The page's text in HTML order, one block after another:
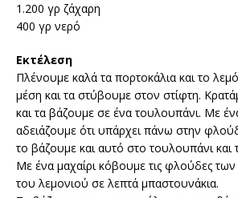
1.200 γρ ζάχαρη
400 γρ νερό
Εκτέλεση
Πλένουμε καλά τα πορτοκάλια και το
μέση και τα στύβουμε στον στίφτη.
και τα βάζουμε σε ένα τουλουπάνι. Με
αδειάζουμε ότι υπάρχει πάνω στην
το βάζουμε και αυτό στο τουλουπάνι και
Με ένα μαχαίρι κόβουμε τις φλούδες
του λεμονιού σε λεπτά μπαστουνάκια.